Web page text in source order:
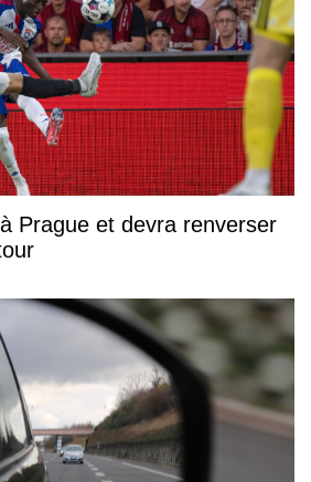
Prague et devra renverser